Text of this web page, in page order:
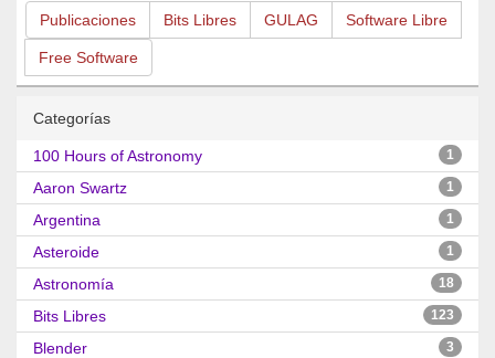
Publicaciones Bits Libres GULAG Software Libre
Free Software
Categorías
100 Hours of Astronomy 1
Aaron Swartz 1
Argentina 1
Asteroide 1
Astronomía 18
Bits Libres 123
Blender 3